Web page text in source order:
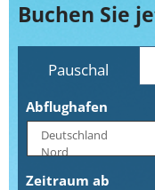
Pauschal
Abflughafen
Zeitraum ab